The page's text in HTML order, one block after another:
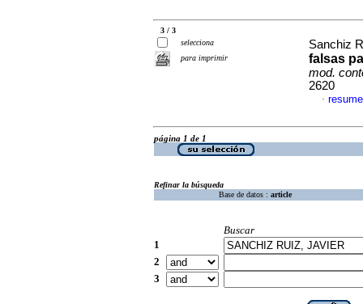
3 / 3
selecciona
para imprimir
Sanchiz
falsas
mod.
2620
·
página 1 de 1
Refinar la búsqueda
Base de datos : article
Buscar
1
2
3